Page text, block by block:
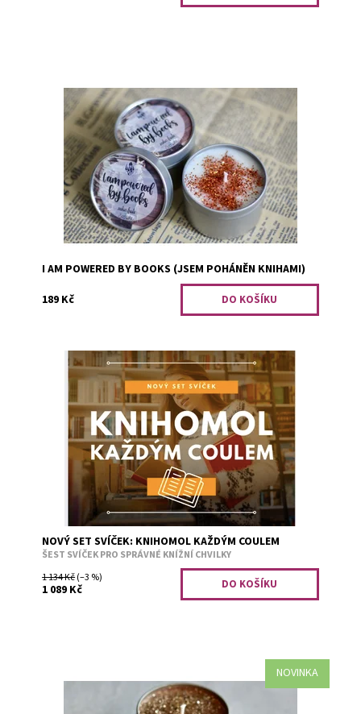
Sladká vůně exotického ovoce.
Dostupnost:
Skladem 1
Kód:
1578
I AM POWERED BY BOOKS (JSEM POHÁNĚN KNIHAMI)
189 Kč
Nový set svíček pro všechny zapálené knihomoly.
Readingday"FOR EVERY DAY" Reading melody "THUNDER,
LIGHTNING, RAIN" Summer reading...
Dostupnost:
Předobjednávka
2724
NOVÝ SET SVÍČEK: KNIHOMOL KAŽDÝM COULEM
ŠEST SVÍČEK PRO SPRÁVNÉ KNÍŽNÍ CHVILKY
1 134 Kč(–3 %)
1 089 Kč
NOVINKA
Uklidňující bylinno-citrusová směs.